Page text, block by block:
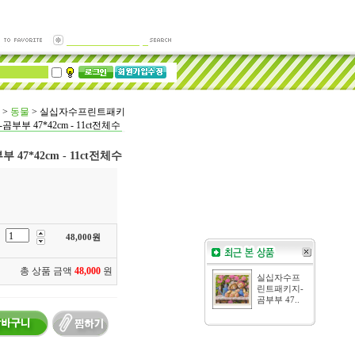
> 동물 > 실십자수프린트패키
부부 47*42cm - 11ct전체수
47*42cm - 11ct전체수
48,000원
총 상품 금액 48,000 원
실십자수프
린트패키지-
곰부부 47..